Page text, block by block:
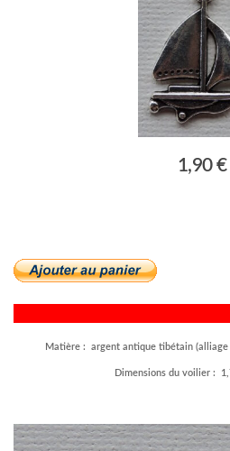
1,90 €
Matière : argent antique tibétain (alliage
Dimensions du voilier :